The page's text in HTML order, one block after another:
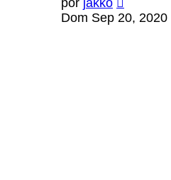
Dom Sep 20, 2020